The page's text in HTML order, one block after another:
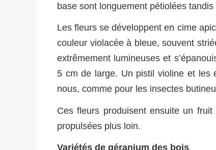
base sont longuement pétiolées
Les fleurs se développent en cime
couleur violacée à bleue, souvent
extrêmement lumineuses et
5 cm de large. Un pistil violine et les
nous, comme pour les insectes
Ces fleurs produisent ensuite un
propulsées plus loin.
Variétés de géranium des bois